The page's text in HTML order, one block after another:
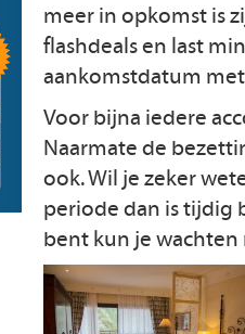
meer in opkomst is
flashdeals en last
aankomstdatum
Voor bijna iedere
Naarmate de
ook. Wil je zeker
periode dan is tijdig
bent kun je